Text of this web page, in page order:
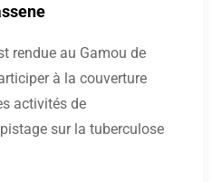
rendue au Gamou de
à la couverture
activités de
sur la tuberculose